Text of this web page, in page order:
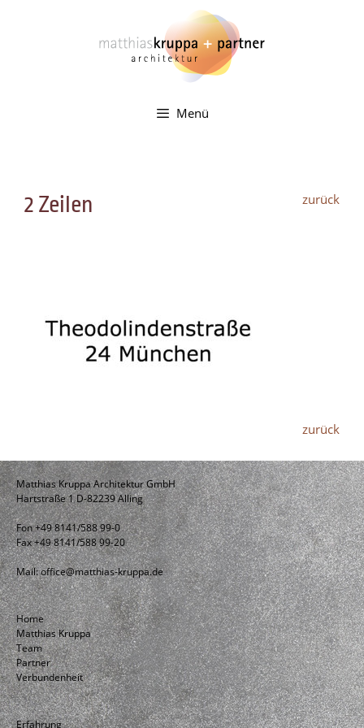
Menü
zurück
2 Zeilen
zurück
Matthias Kruppa Architektur GmbH
Hartstraße 1 D-82239 Alling
Fon +49 8141/588 99-0
Fax +49 8141/588 99-20
Mail:office@matthias-kruppa.de
Home
Matthias Kruppa
Team
Partner
Verbundenheit
Erfahrung